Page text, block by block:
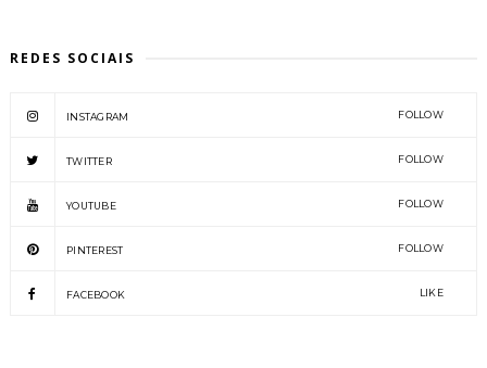
REDES SOCIAIS
INSTAGRAM FOLLOW
TWITTER FOLLOW
YOUTUBE FOLLOW
PINTEREST FOLLOW
FACEBOOK LIKE